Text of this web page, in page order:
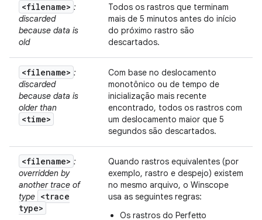
<filename> :
discarded
because data is
old
Todos os rastros que terminam
mais de 5 minutos antes do início
do próximo rastro são
descartados.
<filename> :
discarded
because data is
older than
<time>
Com base no deslocamento
monotônico ou de tempo de
inicialização mais recente
encontrado, todos os rastros com
um deslocamento maior que 5
segundos são descartados.
<filename> :
overridden by
another trace of
type <trace
type>
Quando rastros equivalentes (por
exemplo, rastro e despejo) existem
no mesmo arquivo, o Winscope
usa as seguintes regras:
Os rastros do Perfetto